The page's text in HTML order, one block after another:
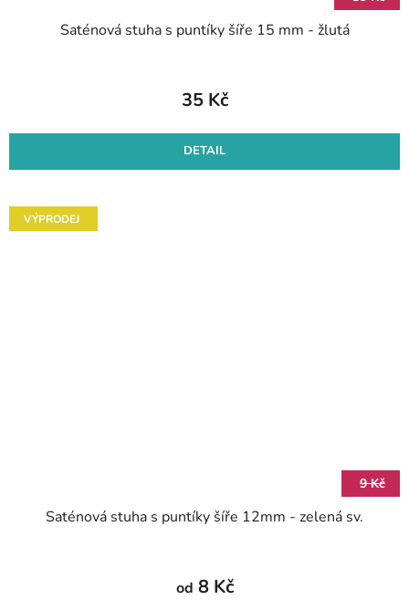
Saténová stuha s puntíky šíře 15 mm - žlutá
35 Kč
DETAIL
VÝPRODEJ
9 Kč
Saténová stuha s puntíky šíře 12mm - zelená sv.
od 8 Kč